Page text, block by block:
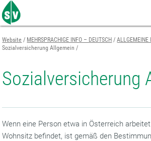
Zum
Seiteninhalt
springen
Zur
Navigation
springen
Zur
Mobilen
Navigation
springen
Website MEHRSPRACHIGE INFO – DEUTSCH
ALLGEMEINE
Sozialversicherung Allgemein
Sozialversicherung
Wenn eine Person etwa in Österreich
Wohnsitz befindet, ist gemäß den